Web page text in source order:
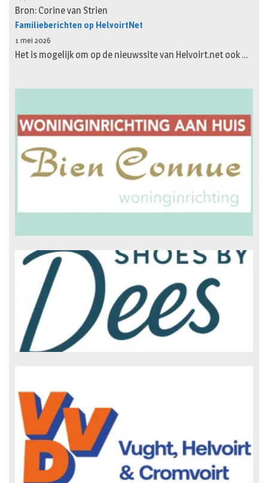
Bron: Corine van Strien
Familieberichten op HelvoirtNet
1 mei 2026
Het is mogelijk om op de nieuwssite van Helvoirt.net ook …